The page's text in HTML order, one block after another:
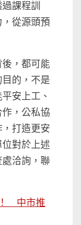
課程訓
從源頭預
，都可能
的，不是
安上工、
，公私協
打造更安
對於上述
洽詢，聯
中市推